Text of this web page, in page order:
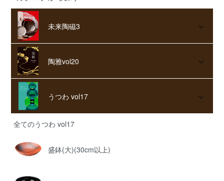
未来陶磁3
陶雅vol20
うつわ vol17
全てのうつわ vol17
盛鉢(大)(30cm以上)